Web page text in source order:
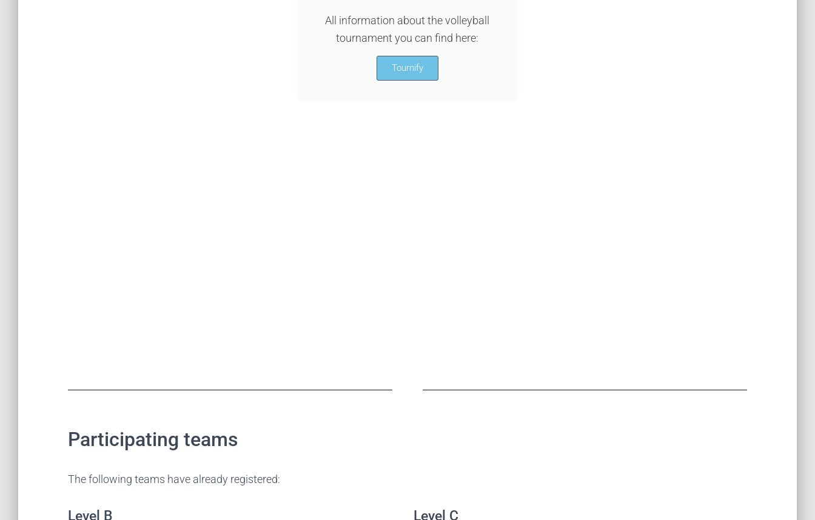
All information about the volleyball
tournament you can find here:
Tournify
Participating teams
The following teams have already registered:
Level B Level C